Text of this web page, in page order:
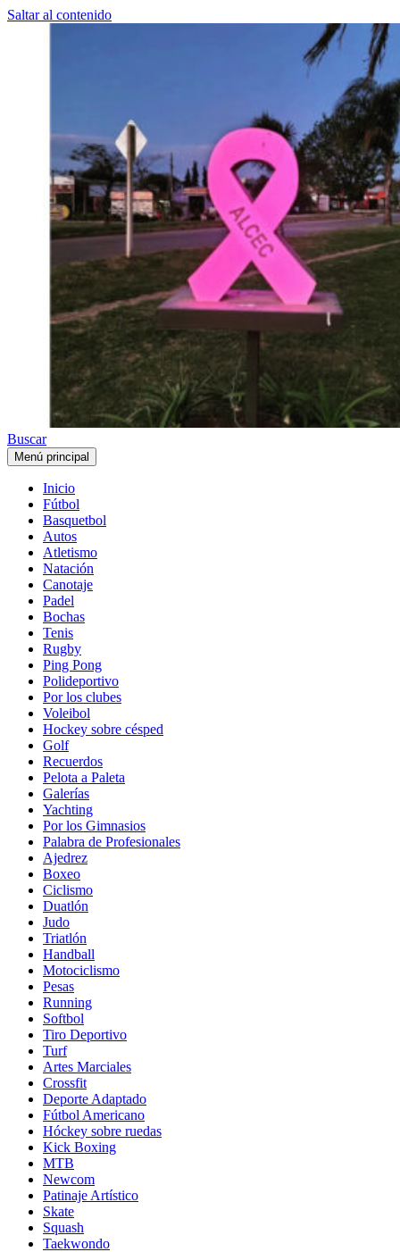
Saltar al contenido
Buscar
Menú principal
Inicio
Fútbol
Basquetbol
Autos
Atletismo
Natación
Canotaje
Padel
Bochas
Tenis
Rugby
Ping Pong
Polideportivo
Por los clubes
Voleibol
Hockey sobre césped
Golf
Recuerdos
Pelota a Paleta
Galerías
Yachting
Por los Gimnasios
Palabra de Profesionales
Ajedrez
Boxeo
Ciclismo
Duatlón
Judo
Triatlón
Handball
Motociclismo
Pesas
Running
Softbol
Tiro Deportivo
Turf
Artes Marciales
Crossfit
Deporte Adaptado
Fútbol Americano
Hóckey sobre ruedas
Kick Boxing
MTB
Newcom
Patinaje Artístico
Skate
Squash
Taekwondo